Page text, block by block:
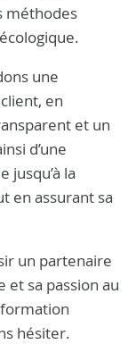
méthodes
une
en
et un
d’une
jusqu’à la
en assurant sa
un partenaire
et sa passion au
hésiter.